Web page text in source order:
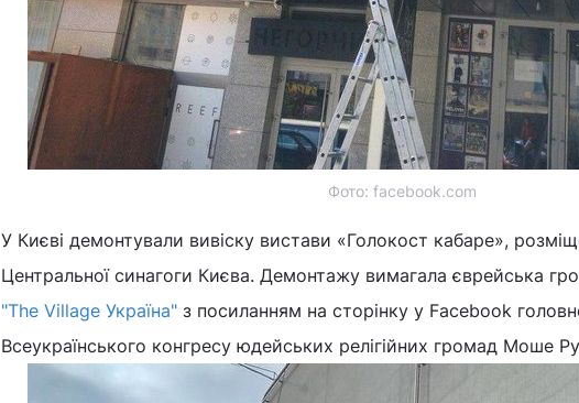
Фото: facebook.com
У Києві демонтували вивіску вистави «Голокост кабаре»,
Центральної синагоги Києва. Демонтажу вимагала єврейська
"The Village Україна" з посиланням на сторінку у Facebook
Всеукраїнського конгресу юдейських релігійних громад Моше